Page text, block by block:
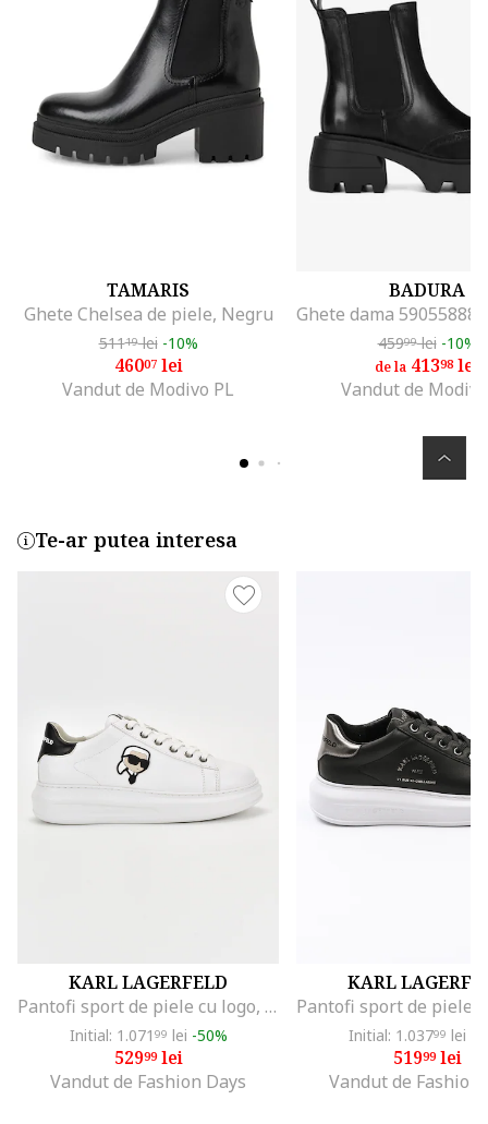
TAMARIS
Ghete Chelsea de piele, Negru
51119lei -10%
46007lei
Vandut de Modivo PL
BADURA
45999lei -10%
de la 41398 lei
Vandut de
Te-ar putea interesa
KARL LAGERFELD
Pantofi sport de piele cu logo, Alb
Initial: 1.071 99 lei -50%
52999lei
Vandut de Fashion Days
KARL
Initial: 1.03799 lei
51999lei
Vandut de Fashion